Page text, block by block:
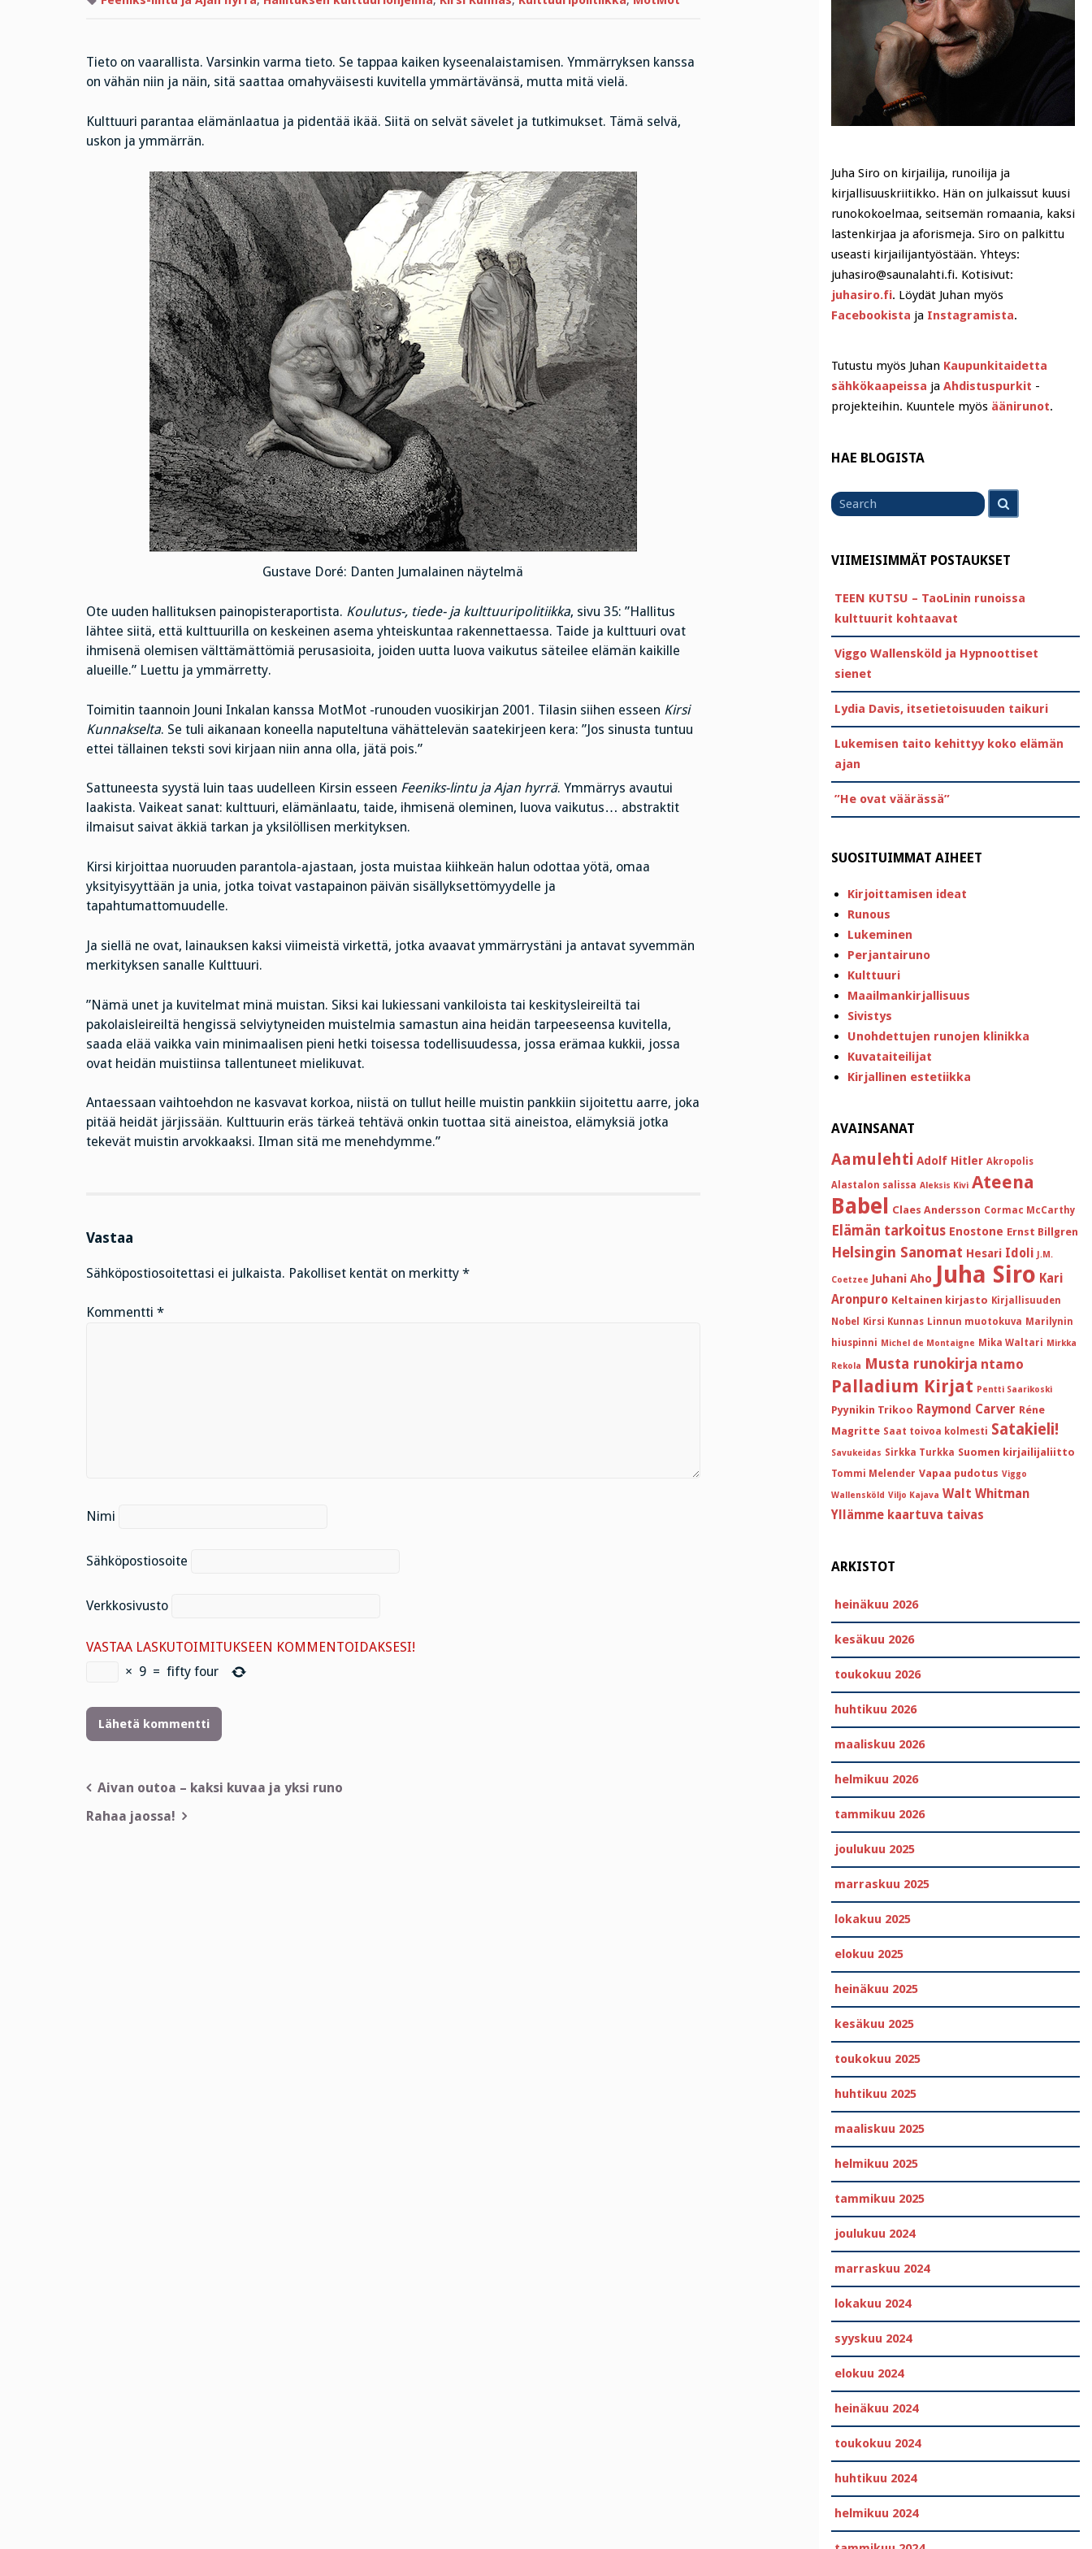
Tieto on vaarallista. Varsinkin varma tieto. Se tappaa kaiken kyseenalaistamisen. Ymmärryksen kanssa
on vähän niin ja näin, sitä saattaa omahyväisesti kuvitella ymmärtävänsä, mutta mitä vielä.
Kulttuuri parantaa elämänlaatua ja pidentää ikää. Siitä on selvät sävelet ja tutkimukset. Tämä selvä,
uskon ja ymmärrän.
Gustave Doré: Danten Jumalainen näytelmä
Ote uuden hallituksen painopisteraportista. Koulutus-, tiede- ja kulttuuripolitiikka, sivu 35: ”Hallitus
lähtee siitä, että kulttuurilla on keskeinen asema yhteiskuntaa rakennettaessa. Taide ja kulttuuri ovat
ihmisenä olemisen välttämättömiä perusasioita, joiden uutta luova vaikutus säteilee elämän kaikille
alueille.” Luettu ja ymmärretty.
Toimitin taannoin Jouni Inkalan kanssa MotMot -runouden vuosikirjan 2001. Tilasin siihen esseen Kirsi
Kunnakselta. Se tuli aikanaan koneella naputeltuna vähättelevän saatekirjeen kera: ”Jos sinusta tuntuu
ettei tällainen teksti sovi kirjaan niin anna olla, jätä pois.”
Sattuneesta syystä luin taas uudelleen Kirsin esseen Feeniks-lintu ja Ajan hyrrä. Ymmärrys avautui
laakista. Vaikeat sanat: kulttuuri, elämänlaatu, taide, ihmisenä oleminen, luova vaikutus… abstraktit
ilmaisut saivat äkkiä tarkan ja yksilöllisen merkityksen.
Kirsi kirjoittaa nuoruuden parantola-ajastaan, josta muistaa kiihkeän halun odottaa yötä, omaa
yksityisyyttään ja unia, jotka toivat vastapainon päivän sisällyksettömyydelle ja
tapahtumattomuudelle.
Ja siellä ne ovat, lainauksen kaksi viimeistä virkettä, jotka avaavat ymmärrystäni ja antavat syvemmän
merkityksen sanalle Kulttuuri.
”Nämä unet ja kuvitelmat minä muistan. Siksi kai lukiessani vankiloista tai keskitysleireiltä tai
pakolaisleireiltä hengissä selviytyneiden muistelmia samastun aina heidän tarpeeseensa kuvitella,
saada elää vaikka vain minimaalisen pieni hetki toisessa todellisuudessa, jossa erämaa kukkii, jossa
ovat heidän muistiinsa tallentuneet mielikuvat.
Antaessaan vaihtoehdon ne kasvavat korkoa, niistä on tullut heille muistin pankkiin sijoitettu aarre, joka
pitää heidät järjissään. Kulttuurin eräs tärkeä tehtävä onkin tuottaa sitä aineistoa, elämyksiä jotka
tekevät muistin arvokkaaksi. Ilman sitä me menehdymme.”
Vastaa
Sähköpostiosoitettasi ei julkaista. Pakolliset kentät on merkitty *
Kommentti *
Nimi
Sähköpostiosoite
Verkkosivusto
VASTAA LASKUTOIMITUKSEEN KOMMENTOIDAKSESI!
× 9 = fifty four
Artikkelien
selaus
Aivan outoa – kaksi kuvaa ja yksi runo
Rahaa jaossa!
Juha Siro on kirjailija, runoilija ja
kirjallisuuskriitikko. Hän on julkaissut kuusi
runokokoelmaa, seitsemän romaania, kaksi
lastenkirjaa ja aforismeja. Siro on palkittu
useasti kirjailijantyöstään. Yhteys:
juhasiro@saunalahti.fi. Kotisivut:
juhasiro.fi. Löydät Juhan myös
Facebookista ja Instagramista.
Tutustu myös Juhan Kaupunkitaidetta
sähkökaapeissa ja Ahdistuspurkit -
projekteihin. Kuuntele myös äänirunot.
HAE BLOGISTA
for
VIIMEISIMMÄT POSTAUKSET
TEEN KUTSU – TaoLinin runoissa
kulttuurit kohtaavat
Viggo Wallensköld ja Hypnoottiset
sienet
Lydia Davis, itsetietoisuuden taikuri
Lukemisen taito kehittyy koko elämän
ajan
”He ovat väärässä”
SUOSITUIMMAT AIHEET
Kirjoittamisen ideat
Runous
Lukeminen
Perjantairuno
Kulttuuri
Maailmankirjallisuus
Sivistys
Unohdettujen runojen klinikka
Kuvataiteilijat
Kirjallinen estetiikka
AVAINSANAT
Aamulehti Adolf Hitler Akropolis
Alastalon salissa Aleksis Kivi Ateena
Babel Claes Andersson Cormac McCarthy
Elämän tarkoitus Enostone Ernst Billgren
Helsingin Sanomat Hesari Idoli J.M.
Coetzee Juhani Aho Juha Siro Kari
Aronpuro Keltainen kirjasto Kirjallisuuden
Nobel
Kirsi Kunnas Linnun muotokuva Marilynin
hiuspinni Michel de Montaigne Mika Waltari Mirkka
Rekola Musta runokirja ntamo
Palladium Kirjat Pentti Saarikoski
Pyynikin Trikoo Raymond Carver Réne
Magritte Saat toivoa kolmesti Satakieli!
Savukeidas Sirkka Turkka Suomen kirjailijaliitto
Tommi Melender Vapaa pudotus Viggo
Wallensköld Viljo Kajava Walt Whitman
Yllämme kaartuva taivas
ARKISTOT
heinäkuu 2026
kesäkuu 2026
toukokuu 2026
huhtikuu 2026
maaliskuu 2026
helmikuu 2026
tammikuu 2026
joulukuu 2025
marraskuu 2025
lokakuu 2025
elokuu 2025
heinäkuu 2025
kesäkuu 2025
toukokuu 2025
huhtikuu 2025
maaliskuu 2025
helmikuu 2025
tammikuu 2025
joulukuu 2024
marraskuu 2024
lokakuu 2024
syyskuu 2024
elokuu 2024
heinäkuu 2024
toukokuu 2024
huhtikuu 2024
helmikuu 2024